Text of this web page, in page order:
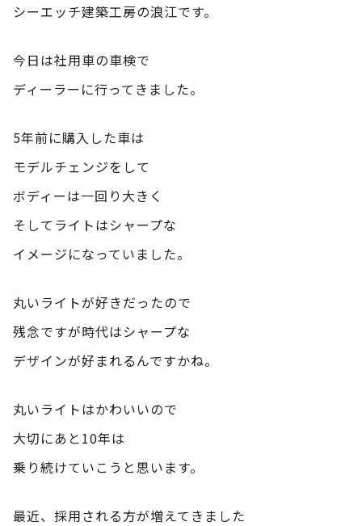
シーエッチ建築工房の浪江です。
今日は社用車の車検で
ディーラーに行ってきました。
5年前に購入した車は
モデルチェンジをして
ボディーは一回り大きく
そしてライトはシャープな
イメージになっていました。
丸いライトが好きだったので
残念ですが時代はシャープな
デザインが好まれるんですかね。
丸いライトはかわいいので
大切にあと10年は
乗り続けていこうと思います。
最近、採用される方が増えてきました